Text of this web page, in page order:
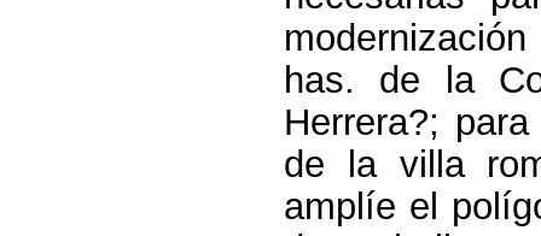
has. de la
Herrera?;
de la villa
amplíe el